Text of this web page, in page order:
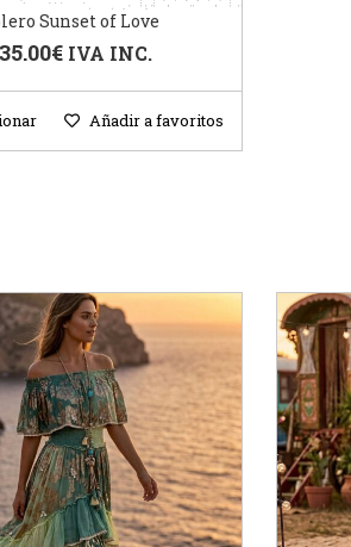
Sunset of Love
€ IVA INC.
Añadir a favoritos